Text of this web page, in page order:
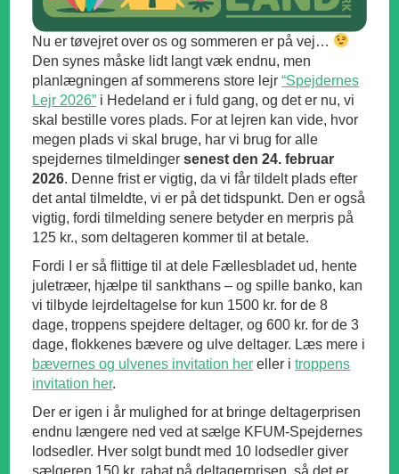
Nu er tøvejret over os og sommeren er på vej…
Den synes måske lidt langt væk endnu, men
planlægningen af sommerens store lejr“Spejdernes
Lejr 2026” i Hedeland er i fuld gang, og det er nu, vi
skal bestille vores plads. For at lejren kan vide, hvor
megen plads vi skal bruge, har vi brug for alle
spejdernes tilmeldinger senest den 24. februar
2026. Denne frist er vigtig, da vi får tildelt plads efter
det antal tilmeldte, vi er på det tidspunkt. Den er også
vigtig, fordi tilmelding senere betyder en merpris på
125 kr., som deltageren kommer til at betale.
Fordi I er så flittige til at dele Fællesbladet ud, hente
juletræer, hjælpe til sankthans – og spille banko, kan
vi tilbyde lejrdeltagelse for kun 1500 kr. for de 8
dage, troppens spejdere deltager, og 600 kr. for de 3
dage, flokkenes bævere og ulve deltager. Læs mere i
bævernes og ulvenes invitation her eller itroppens
invitation her.
Der er igen i år mulighed for at bringe deltagerprisen
endnu længere ned ved at sælge KFUM-Spejdernes
lodsedler. Hver solgt bundt med 10 lodsedler giver
sælgeren 150 kr. rabat på deltagerprisen, så det er